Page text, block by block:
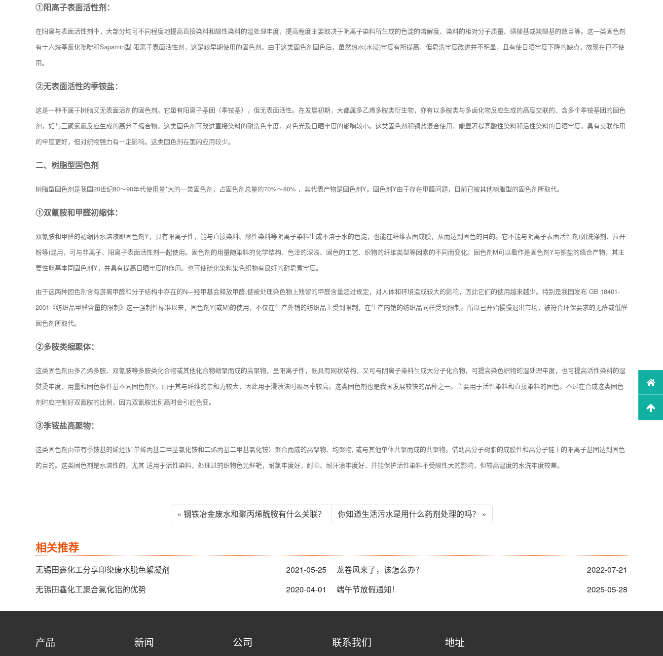
①阳离子表面活性剂：
在阳离与表面活性剂中，大部分均可不同程度地提高直接染料和酸性染料的湿处理牢度，提高程度主要取决于阴离子染料所生成的色淀的溶解度、染料的相对分子质量、磺酸基或羧酸基的数目等。这一类固色剂
有十六烷基氯化吡啶和Sapamin型 阳离子表面活性剂，这是较早期使用的固色剂。由于这类固色剂固色后，虽然热水(水浸)牢度有所提高，但皂洗牢度改进并不明显，且有使日晒牢度下降的缺点，故现在已不使
用。
②无表面活性的季铵盐：
这是一种不属于树脂又无表面活剂的固色剂。它虽有阳离子基团（季铵基），但无表面活性。在发展初期，大都属多乙烯多胺类衍生物，亦有以多胺类与多卤化物反应生成的高度交联的、含多个季铵基团的固色
剂，如与三聚氯氰反应生成的高分子缩合物。这类固色剂可改进直接染料的耐洗色牢度，对色光及日晒牢度的影响较小。这类固色剂和铜盐混合使用，能显著提髙酸性染料和活性染料的日晒牢度，具有交联作用
的牢度更好，但对织物强力有一定影响。这类固色剂在国内应用较少。
二、树脂型固色剂
树脂型固色剂是我国20世纪80～90年代使用量*大的一类固色剂，占固色剂总量的70%～80% ，其代表产物是固色剂Y。固色剂Y由于存在甲醛问题，目前已被其他树脂型的固色剂所取代。
①双氰胺和甲醛初缩体：
双氰胺和甲醛的初缩体水溶液即固色剂Y，具有阳离子性，能与直接染料、酸性染料等阴离子染料生成不溶于水的色淀，也能在纤维表面成膜，从而达到固色的目的。它不能与阴离子表面活性剂(如洗涤剂、拉开
粉等)混用，可与非离子、阳离子表面活性剂一起使用。固色剂的用量随染料的化学结构、色泽的深浅、固色的工艺、织物的纤维类型等因素的不同而变化。固色剂M可以看作是固色剂Y与铜盐的络合产物，其主
要性能基本同固色剂Y，并具有提高日晒牢度的作用。也可使硫化染料染色织物有良好的耐皂煮牢度。
由于这两种固色剂含有游离甲醛和分子结构中存在的N—羟甲基会释放甲醛,使被处理染色物上残留的甲醛含量超过规定，对人体和环境造成较大的影响，因此它们的使用越来越少。特别是我国发布 GB 18401-
2001《纺织品甲醛含量的限制》这一强制性标准以来，固色剂Y(或M)的使用，不仅在生产外销的纺织品上受到限制，在生产内销的纺织品同样受到限制。所以已开始慢慢退出市场，被符合环保要求的无醛或低醛
固色剂所取代。
②多胺类缩聚体：
这类固色剂由多乙烯多胺、双氰胺等多胺类化合物或其他化合物缩聚而成的高聚物，呈阳离子性，既具有网状结构，又可与阴离子染料生成大分子化合物，可提高染色织物的湿处理牢度，也可提高活性染料的湿
熨烫牢度，用量和固色条件基本同固色剂Y。由于其与纤维的亲和力较大，因此用于浸渍法时吸尽率较高。这类固色剂也是我国发展较快的品种之一。主要用于活性染料和直接染料的固色。不过在合成这类固色
剂时应控制好双氰胺的比例，因为双氰胺比例高时会引起色变。
③季铵盐高聚物：
这类固色剂由带有季铵基的烯烃(如单烯丙基二甲基氯化铵和二烯丙基二甲基氯化铵）聚合而成的高聚物、均聚物, 或与其他单体共聚而成的共聚物。借助高分子树脂的成膜性和高分子链上的阳离子基团达到固色
的目的。这类固色剂是水溶性的，尤其 适用于活性染料，处理过的织物色光鲜艳，耐氯牢度好，耐晒、耐汗渍牢度好，并能保护活性染料不受酸性大的影响，但较高温度的水洗牢度较差。
« 钢铁冶金废水和聚丙烯酰胺有什么关联？ 你知道生活污水是用什么药剂处理的吗？ »
相关推荐
无锡田鑫化工分享印染废水脱色絮凝剂 2021-05-25 龙卷风来了，该怎么办？
2022-07-21
无锡田鑫化工聚合氯化铝的优势
2020-04-01 端午节放假通知！ 2025-05-28
产品 新闻 公司 联系我们 地址